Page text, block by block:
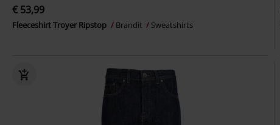
€ 53,99
Fleeceshirt Troyer Ripstop Brandit Sweatshirts